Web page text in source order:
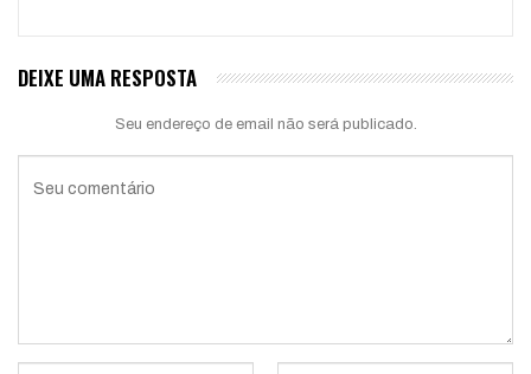
DEIXE UMA RESPOSTA
Seu endereço de email não será publicado.